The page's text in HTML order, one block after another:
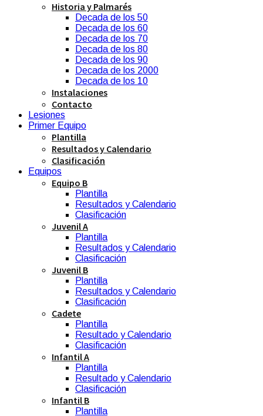
Historia y Palmarés
Decada de los 50
Decada de los 60
Decada de los 70
Decada de los 80
Decada de los 90
Decada de los 2000
Decada de los 10
Instalaciones
Contacto
Lesiones
Primer Equipo
Plantilla
Resultados y Calendario
Clasificación
Equipos
Equipo B
Plantilla
Resultados y Calendario
Clasificación
Juvenil A
Plantilla
Resultados y Calendario
Clasificación
Juvenil B
Plantilla
Resultados y Calendario
Clasificación
Cadete
Plantilla
Resultado y Calendario
Clasificación
Infantil A
Plantilla
Resultado y Calendario
Clasificación
Infantil B
Plantilla